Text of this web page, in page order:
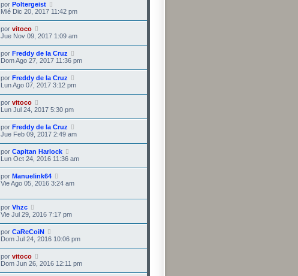
por Poltergeist
Mié Dic 20, 2017 11:42 pm
por vitoco
Jue Nov 09, 2017 1:09 am
por Freddy de la Cruz
Dom Ago 27, 2017 11:36 pm
por Freddy de la Cruz
Lun Ago 07, 2017 3:12 pm
por vitoco
Lun Jul 24, 2017 5:30 pm
por Freddy de la Cruz
Jue Feb 09, 2017 2:49 am
por Capitan Harlock
Lun Oct 24, 2016 11:36 am
por Manuelink64
Vie Ago 05, 2016 3:24 am
por Vhzc
Vie Jul 29, 2016 7:17 pm
por CaReCoiN
Dom Jul 24, 2016 10:06 pm
por vitoco
Dom Jun 26, 2016 12:11 pm